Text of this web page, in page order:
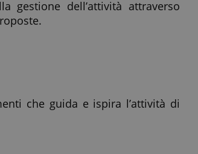
gestione dell’attività attraverso
che guida e ispira l’attività di